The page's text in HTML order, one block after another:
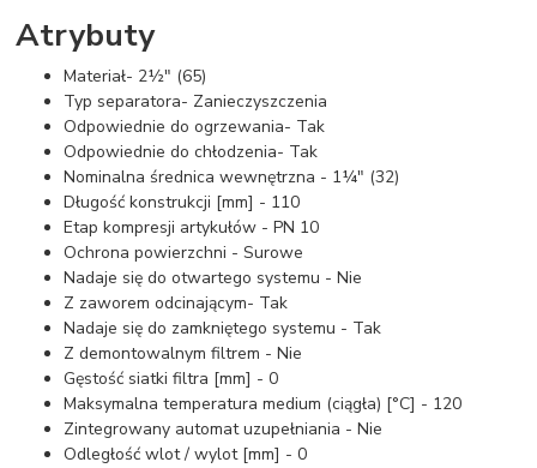
Atrybuty
Materiał- 2½" (65)
Typ separatora- Zanieczyszczenia
Odpowiednie do ogrzewania- Tak
Odpowiednie do chłodzenia- Tak
Nominalna średnica wewnętrzna - 1¼" (32)
Długość konstrukcji [mm] - 110
Etap kompresji artykułów - PN 10
Ochrona powierzchni - Surowe
Nadaje się do otwartego systemu - Nie
Z zaworem odcinającym- Tak
Nadaje się do zamkniętego systemu - Tak
Z demontowalnym filtrem - Nie
Gęstość siatki filtra [mm] - 0
Maksymalna temperatura medium (ciągła) [°C] - 120
Zintegrowany automat uzupełniania - Nie
Odległość wlot / wylot [mm] - 0